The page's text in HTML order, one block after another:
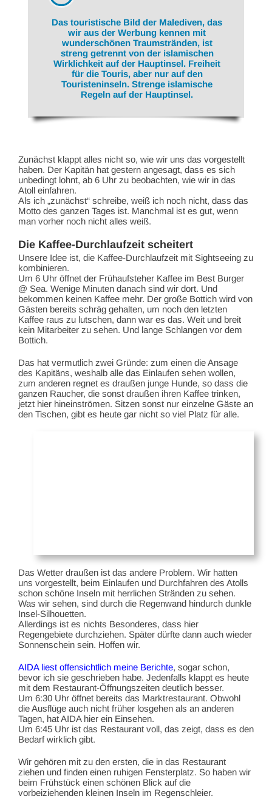
Das touristische Bild der Malediven, das
wir aus der Werbung kennen mit
wunderschönen Traumstränden, ist
streng getrennt von der islamischen
Wirklichkeit auf der Hauptinsel. Freiheit
für die Touris, aber nur auf den
Touristeninseln. Strenge islamische
Regeln auf der Hauptinsel.
Zunächst klappt alles nicht so, wie wir uns das vorgestellt
haben. Der Kapitän hat gestern angesagt, dass es sich
unbedingt lohnt, ab 6 Uhr zu beobachten, wie wir in das
Atoll einfahren.
Als ich „zunächst“ schreibe, weiß ich noch nicht, dass das
Motto des ganzen Tages ist. Manchmal ist es gut, wenn
man vorher noch nicht alles weiß.
Die Kaffee-Durchlaufzeit scheitert
Unsere Idee ist, die Kaffee-Durchlaufzeit mit Sightseeing zu
kombinieren.
Um 6 Uhr öffnet der Frühaufsteher Kaffee im Best Burger
@ Sea. Wenige Minuten danach sind wir dort. Und
bekommen keinen Kaffee mehr. Der große Bottich wird von
Gästen bereits schräg gehalten, um noch den letzten
Kaffee raus zu lutschen, dann war es das. Weit und breit
kein Mitarbeiter zu sehen. Und lange Schlangen vor dem
Bottich.
Das hat vermutlich zwei Gründe: zum einen die Ansage
des Kapitäns, weshalb alle das Einlaufen sehen wollen,
zum anderen regnet es draußen junge Hunde, so dass die
ganzen Raucher, die sonst draußen ihren Kaffee trinken,
jetzt hier hineinströmen. Sitzen sonst nur einzelne Gäste an
den Tischen, gibt es heute gar nicht so viel Platz für alle.
Das Wetter draußen ist das andere Problem. Wir hatten
uns vorgestellt, beim Einlaufen und Durchfahren des Atolls
schon schöne Inseln mit herrlichen Stränden zu sehen.
Was wir sehen, sind durch die Regenwand hindurch dunkle
Insel-Silhouetten.
Allerdings ist es nichts Besonderes, dass hier
Regengebiete durchziehen. Später dürfte dann auch wieder
Sonnenschein sein. Hoffen wir.
AIDA liest offensichtlich meine Berichte, sogar schon,
bevor ich sie geschrieben habe. Jedenfalls klappt es heute
mit dem Restaurant-Öffnungszeiten deutlich besser.
Um 6:30 Uhr öffnet bereits das Marktrestaurant. Obwohl
die Ausflüge auch nicht früher losgehen als an anderen
Tagen, hat AIDA hier ein Einsehen.
Um 6:45 Uhr ist das Restaurant voll, das zeigt, dass es den
Bedarf wirklich gibt.
Wir gehören mit zu den ersten, die in das Restaurant
ziehen und finden einen ruhigen Fensterplatz. So haben wir
beim Frühstück einen schönen Blick auf die
vorbeiziehenden kleinen Inseln im Regenschleier.